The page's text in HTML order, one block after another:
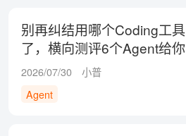
别再纠结用哪个Coding工具
了，横向测评6个Agent给你
答案！
2026/07/30
小普
Agent